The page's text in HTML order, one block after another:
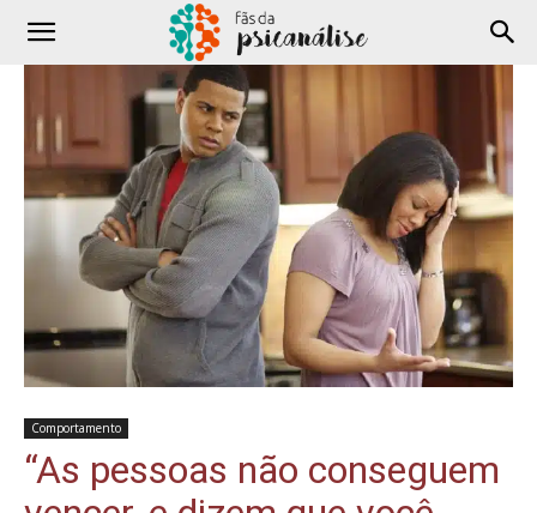
Comportamento
“As pessoas não conseguem